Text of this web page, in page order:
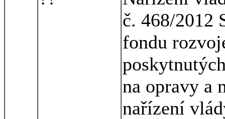
č. 468/2012
fondu
na opravy a
nařízení